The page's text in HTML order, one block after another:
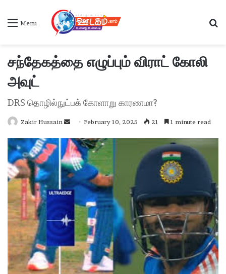
Menu
சந்தேகத்தை எழுப்பும் விராட் கோலி
அவுட்
DRS தொழில்நுட்பக் கோளாறு காரணமா?
Zakir Hussain
n
d
a
n
e
m
a
l
February 10, 2025 21 1 minute read